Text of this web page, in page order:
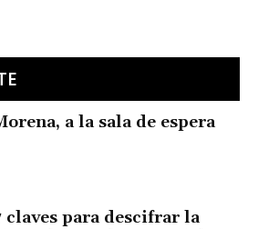
a la sala de espera
claves para descifrar la